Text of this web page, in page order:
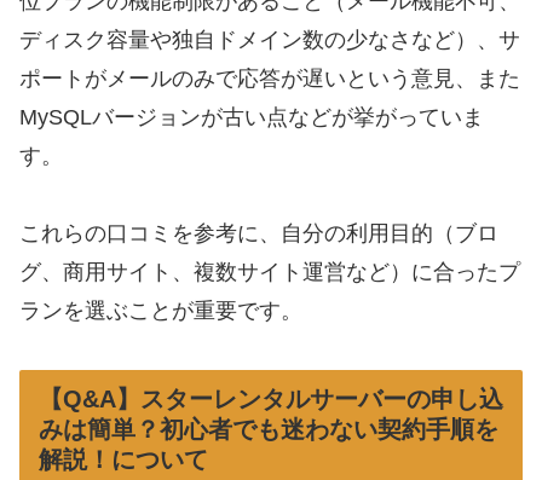
ディスク容量や独自ドメイン数の少なさなど）、サ
ポートがメールのみで応答が遅いという意見、また
MySQLバージョンが古い点などが挙がっていま
す。
これらの口コミを参考に、自分の利用目的（ブロ
グ、商用サイト、複数サイト運営など）に合ったプ
ランを選ぶことが重要です。
【Q&A】スターレンタルサーバーの申し込
みは簡単？初心者でも迷わない契約手順を
解説！について